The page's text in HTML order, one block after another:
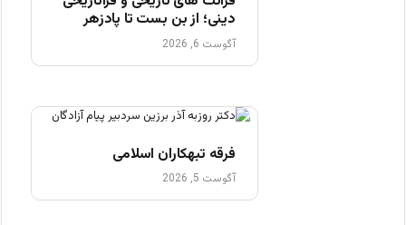
دینی؛ از بن بست تا پادزهر
آگوست 6, 2026
فرقه تبهکاران اسلامی
آگوست 5, 2026